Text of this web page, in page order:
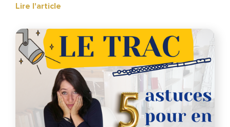
Lire l'article